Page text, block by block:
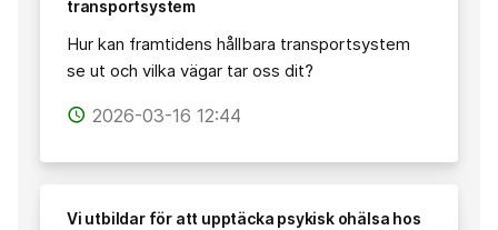
transportsystem
Hur kan framtidens hållbara transportsystem
se ut och vilka vägar tar oss dit?
access_time 2026-03-16 12:44
Vi utbildar för att upptäcka psykisk ohälsa hos